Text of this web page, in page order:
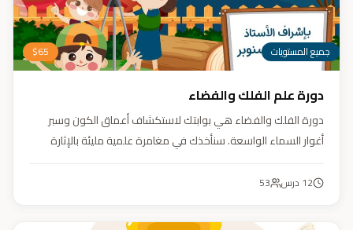
جميع المستويات $65
دورة علم الفلك والفضاء
دورة الفلك والفضاء هي بوابتك لاستكشاف أعماق الكون وسبر
أغوار السماء الواسعة. سنأخذك في مغامرة علمية مليئة بالإثارة
عقلك وتثري خيالك، لتمنحك رؤية جديدة للكون وتفتح لك آفاقاً لا
12 درس 53